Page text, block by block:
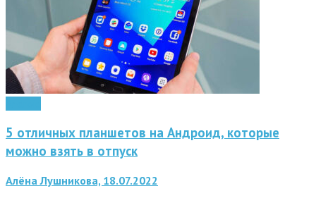
5 отличных планшетов на Андроид, которые
можно взять в отпуск
Алёна Лушникова, 18.07.2022